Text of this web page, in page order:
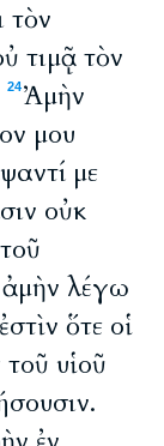
τὸν
τιμᾷ τὸν
24Ἀμὴν
μου
με
οὐκ
λέγω
ὅτε οἱ
υἱοῦ